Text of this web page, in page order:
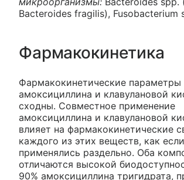
Bacteroides fragilis), Fusobacterium
Фармакокинетика
Фармакокинетические параметры
амоксициллина и клавулановой
сходны. Совместное применение
амоксициллина и клавулановой
влияет на фармакокинетические
каждого из этих веществ, как
применялись раздельно. Оба
отличаются высокой
90% амоксициллина тригидрата,